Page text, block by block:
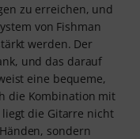
zu erreichen, und
von Fishman
werden. Der
und das darauf
eine bequeme,
die Kombination mit
die Gitarre nicht
sondern